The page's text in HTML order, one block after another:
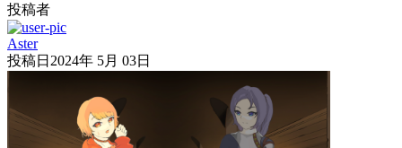
投稿者
Aster
投稿日 2024年 5月 03日